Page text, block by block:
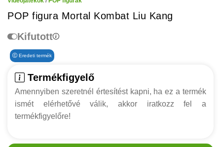
POP figura Mortal Kombat Liu Kang
Kifutott
Eredeti termék
Termékfigyelő
Amennyiben szeretnél értesítést kapni, ha ez a termék
ismét elérhetővé válik, akkor iratkozz fel a
termékfigyelőre!